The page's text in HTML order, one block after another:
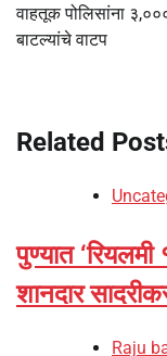
वाहतूक पोलिसांना
बाटल्यांचे वाटप
Related
पुण्यात
शानदार
Raju